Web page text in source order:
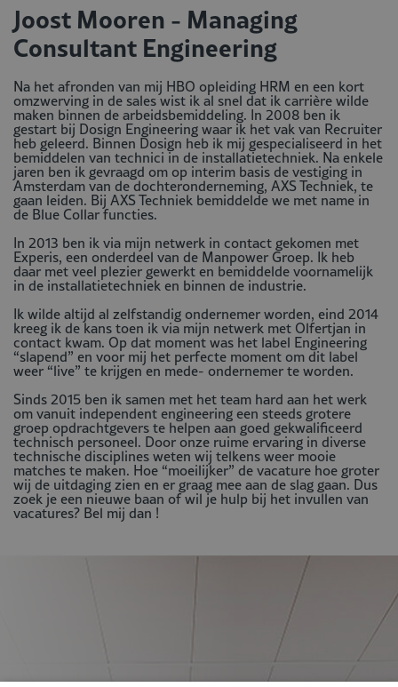
Joost Mooren - Managing
Consultant Engineering
Na het afronden van mij HBO opleiding HRM en een kort
omzwerving in de sales wist ik al snel dat ik carrière wilde
maken binnen de arbeidsbemiddeling. In 2008 ben ik
gestart bij Dosign Engineering waar ik het vak van Recruiter
heb geleerd. Binnen Dosign heb ik mij gespecialiseerd in het
bemiddelen van technici in de installatietechniek. Na enkele
jaren ben ik gevraagd om op interim basis de vestiging in
Amsterdam van de dochteronderneming, AXS Techniek, te
gaan leiden. Bij AXS Techniek bemiddelde we met name in
de Blue Collar functies.
In 2013 ben ik via mijn netwerk in contact gekomen met
Experis, een onderdeel van de Manpower Groep. Ik heb
daar met veel plezier gewerkt en bemiddelde voornamelijk
in de installatietechniek en binnen de industrie.
Ik wilde altijd al zelfstandig ondernemer worden, eind 2014
kreeg ik de kans toen ik via mijn netwerk met Olfertjan in
contact kwam. Op dat moment was het label Engineering
“slapend” en voor mij het perfecte moment om dit label
weer “live” te krijgen en mede- ondernemer te worden.
Sinds 2015 ben ik samen met het team hard aan het werk
om vanuit independent engineering een steeds grotere
groep opdrachtgevers te helpen aan goed gekwalificeerd
technisch personeel. Door onze ruime ervaring in diverse
technische disciplines weten wij telkens weer mooie
matches te maken. Hoe “moeilijker” de vacature hoe groter
wij de uitdaging zien en er graag mee aan de slag gaan. Dus
zoek je een nieuwe baan of wil je hulp bij het invullen van
vacatures? Bel mij dan !